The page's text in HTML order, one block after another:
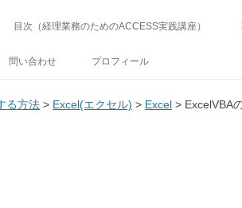
目次（経理業務のためのACCESS実践講座）
問い合わせ プロフィール
る方法 > Excel(エクセル) > Excel > ExcelVBA